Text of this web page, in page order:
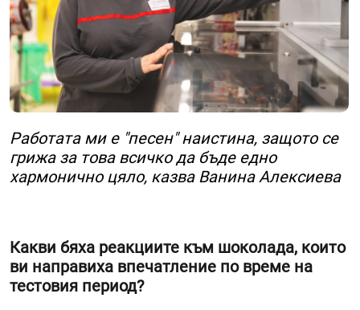
Работата ми е "песен" наистина, защото се
грижа за това всичко да бъде едно
хармонично цяло, казва Ванина Алексиева
Какви бяха реакциите към шоколада, които
ви направиха впечатление по време на
тестовия период?